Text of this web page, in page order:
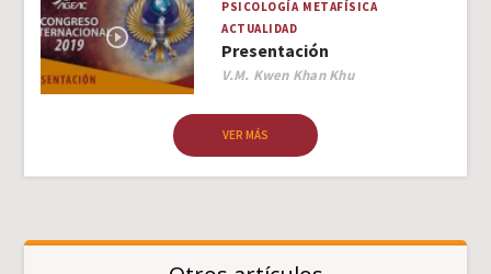
PSICOLOGÍA METAFÍSICA
ACTUALIDAD
Presentación
Author
V.M. Kwen Khan Khu
VER MÁS